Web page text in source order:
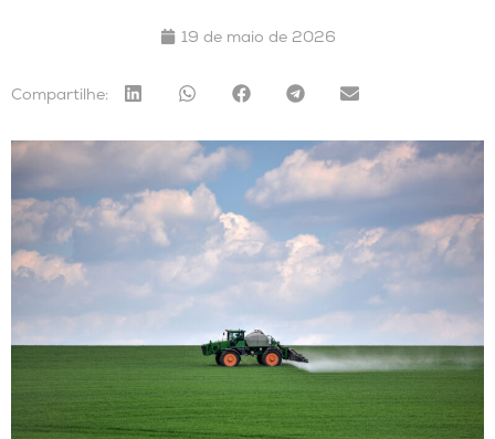
19 de maio de 2026
Compartilhe: